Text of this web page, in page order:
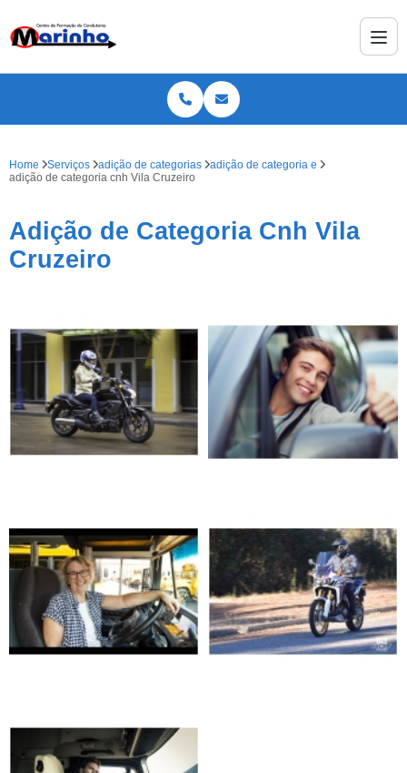
Home Serviços adição de categorias
adição de categoria e
adição de categoria cnh Vila Cruzeiro
Adição de Categoria Cnh Vila
Cruzeiro